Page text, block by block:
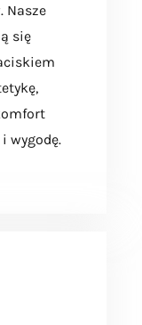
Nasze
się
wygodę.